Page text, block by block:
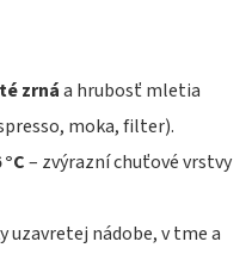
zrnáa hrubosť mletia
moka, filter).
– zvýrazní chuťové vrstvy
uzavretej nádobe, v tme a